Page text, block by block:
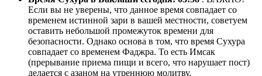
Если вы не уверены, что данное время совпадает со
временем истинной зари в вашей местности, советуем
оставить небольшой промежуток времени для
безопасности. Однако основа в том, что время Сухура
совпадает со временем Фаджра. То есть Имсак
(прерывание приема пищи и всего, что нарушает пост)
делается с азаном на утреннюю молитву.